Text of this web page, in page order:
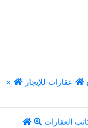
×
عقارات للإيجار
العقارات